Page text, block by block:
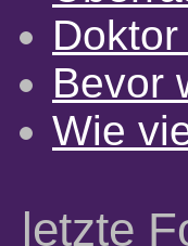
Bevor
Wie
letzte